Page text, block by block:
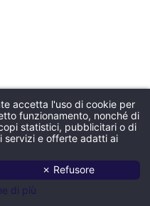
accetta l'uso di cookie per
funzionamento, nonché di
statistici, pubblicitari o di
servizi e offerte adatti ai
✗ Refusore
di più